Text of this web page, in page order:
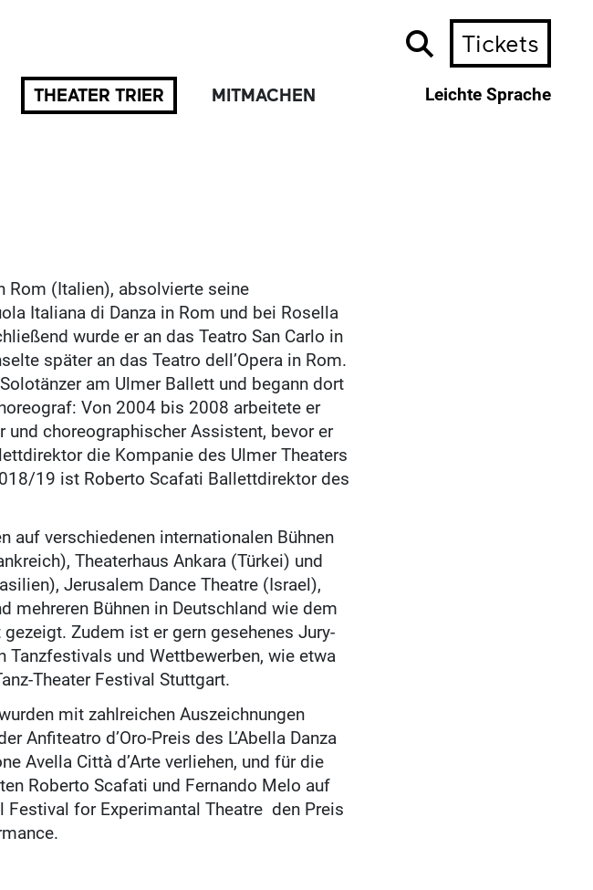
THEATER TRIER MITMACHEN
Tickets
Leichte Sprache
Rom (Italien), absolvierte seine
Italiana di Danza in Rom und bei Rosella
wurde er an das Teatro San Carlo in
später an das Teatro dell’Opera in Rom.
am Ulmer Ballett und begann dort
Von 2004 bis 2008 arbeitete er
und choreographischer Assistent, bevor er
die Kompanie des Ulmer Theaters
19 ist Roberto Scafati Ballettdirektor des
auf verschiedenen internationalen Bühnen
Theaterhaus Ankara (Türkei) und
Jerusalem Dance Theatre (Israel),
mehreren Bühnen in Deutschland wie dem
Zudem ist er gern gesehenes Jury-
und Wettbewerben, wie etwa
Theater Festival Stuttgart.
mit zahlreichen Auszeichnungen
Anfiteatro d’Oro-Preis des L’Abella Danza
Avella Città d’Arte verliehen, und für die
Roberto Scafati und Fernando Melo auf
Festival for Experimantal Theatre den Preis